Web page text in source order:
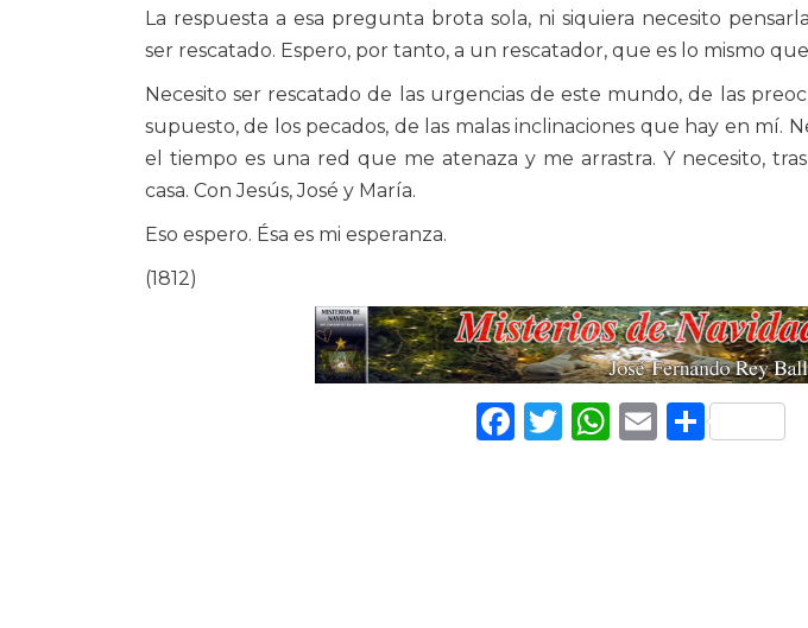
La respuesta a esa pregunta brota sola, ni siquiera necesito
ser rescatado. Espero, por tanto, a un rescatador, que es lo mismo
Necesito ser rescatado de las urgencias de este mundo, de las
supuesto, de los pecados, de las malas inclinaciones que hay en mí.
el tiempo es una red que me atenaza y me arrastra. Y necesito,
casa. Con Jesús, José y María.
Eso espero. Ésa es mi esperanza.
(1812)
Facebook
Twitter
WhatsApp
Email